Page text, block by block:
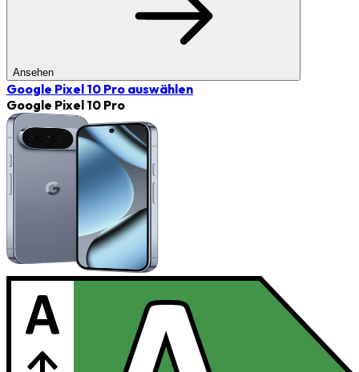
Ansehen
Google Pixel 10 Pro auswählen
Google Pixel 10 Pro